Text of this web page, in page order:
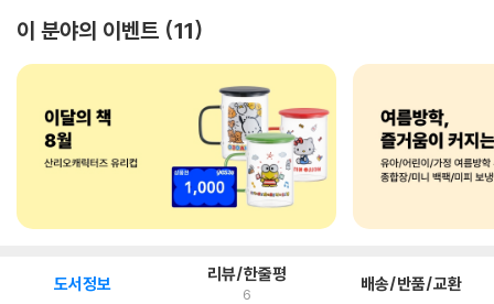
이 분야의 이벤트 11
도서정보 리뷰/한줄평
6 배송/반품/교환